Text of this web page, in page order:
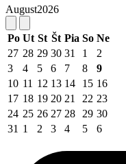
August2026
Po Ut St Št Pia So Ne
27 28 29 30 31 1
2
3
4 5 6 7 8
9
10 11 12 13 14 15 16
17 18 19 20 21 22 23
24 25 26 27 28 29 30
31 1 2 3 4 5 6